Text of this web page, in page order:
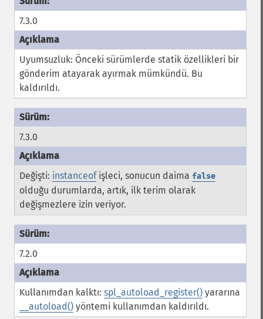
7.3.0
Uyumsuzluk: Önceki sürümlerde statik özellikleri bir
gönderim atayarak ayırmak mümkündü. Bu
kaldırıldı.
7.3.0
Değişti: instanceofişleci, sonucun daima false
olduğu durumlarda, artık, ilk terim olarak
değişmezlere izin veriyor.
7.2.0
Kullanımdan kalktı: spl_autoload_register() yararına
__autoload() yöntemi kullanımdan kaldırıldı.